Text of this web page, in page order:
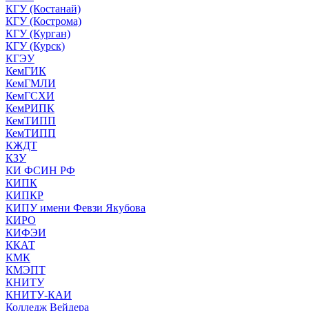
КГУ (Костанай)
КГУ (Кострома)
КГУ (Курган)
КГУ (Курск)
КГЭУ
КемГИК
КемГМЛИ
КемГСХИ
КемРИПК
КемТИПП
КемТИПП
КЖДТ
КЗУ
КИ ФСИН РФ
КИПК
КИПКР
КИПУ имени Февзи Якубова
КИРО
КИФЭИ
ККАТ
КМК
КМЭПТ
КНИТУ
КНИТУ-КАИ
Колледж Вейдера